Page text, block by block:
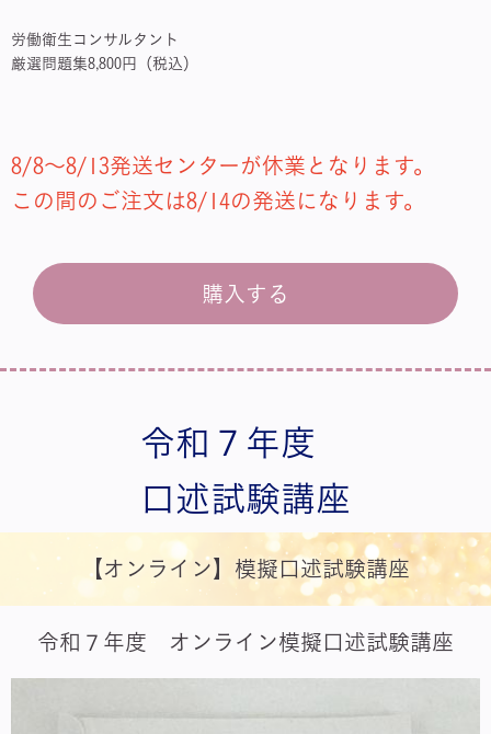
労働衛生コンサルタント
厳選問題集8,800円（税込）
8/8～8/13発送センターが休業となります。
この間のご注文は8/14の発送になります。
購入する
令和７年度
口述試験講座
【オンライン】模擬口述試験講座
令和７年度 オンライン模擬口述試験講座